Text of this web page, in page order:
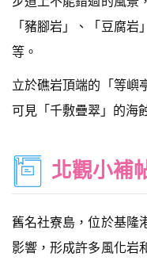
「豬腳岩」、「豆腐
等。
立於礁岩頂端的「等嶼
可見「千敷疊翠」的海
北觀小補
舊名社寮島，位於基隆
影響，形成許多風化岩